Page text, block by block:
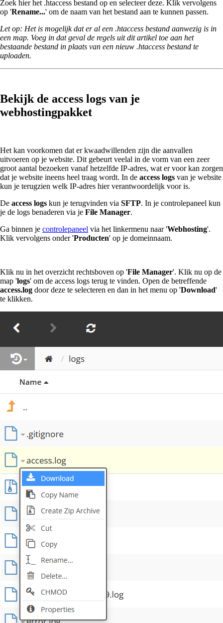
Zoek hier het .htaccess bestand op en selecteer deze. Klik vervolgens
op 'Rename...' om de naam van het bestand aan te kunnen passen.
Let op: Het is mogelijk dat er al een .htaccess bestand aanwezig is in
een map. Voeg in dat geval de regels uit dit artikel toe aan het
bestaande bestand in plaats van een nieuw .htaccess bestand te
uploaden.
Bekijk de access logs van je
webhostingpakket
Het kan voorkomen dat er kwaadwillenden zijn die aanvallen
uitvoeren op je website. Dit gebeurt veelal in de vorm van een zeer
groot aantal bezoeken vanaf hetzelfde IP-adres, wat er voor kan zorgen
dat je website ineens heel traag wordt. In de access logs van je website
kun je terugzien welk IP-adres hier verantwoordelijk voor is.
De access logs kun je terugvinden via SFTP. In je controlepaneel kun
je de logs benaderen via je File Manager.
Ga binnen je controlepaneel via het linkermenu naar 'Webhosting'.
Klik vervolgens onder 'Producten' op je domeinnaam.
Klik nu in het overzicht rechtsboven op 'File Manager'. Klik nu op de
map 'logs' om de access logs terug te vinden. Open de betreffende
access.log door deze te selecteren en dan in het menu op 'Download'
te klikken.